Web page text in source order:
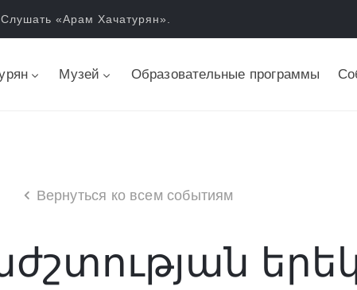
Слушать «Арам Хачатурян».
Музей Образовательные программы
Вернуться ко всем событиям